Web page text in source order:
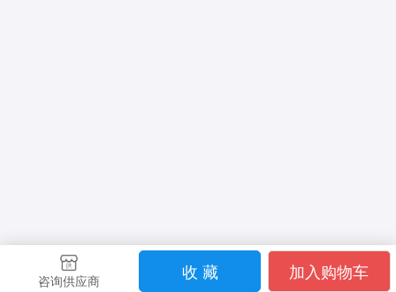
咨询供应商 收 藏 加入购物车